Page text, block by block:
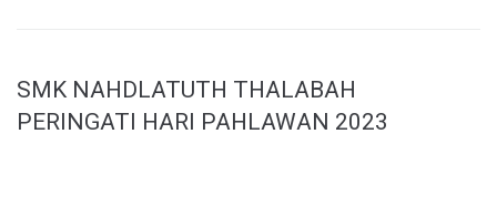
SMK NAHDLATUTH THALABAH
PERINGATI HARI PAHLAWAN 2023